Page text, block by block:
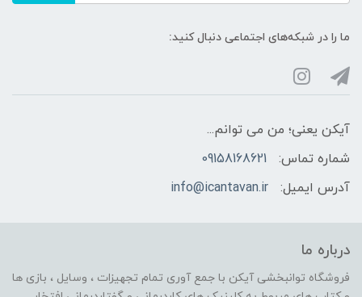
ما را در شبکه‌های اجتماعی دنبال کنید:
آیکن یعنی؛ من می توانم...
شماره تماس:
09158168621
آدرس ایمیل:
info@icantavan.ir
درباره ما
فروشگاه توانبخشی آیکن با جمع آوری تمام تجهیزات ، وسایل ، بازی ها